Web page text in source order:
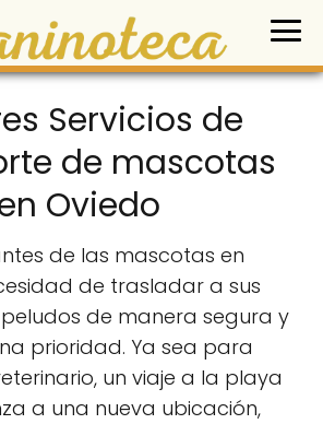
Servicios de
de mascotas
Oviedo
de las mascotas en
de trasladar a sus
de manera segura y
prioridad. Ya sea para
un viaje a la playa
a una nueva ubicación,